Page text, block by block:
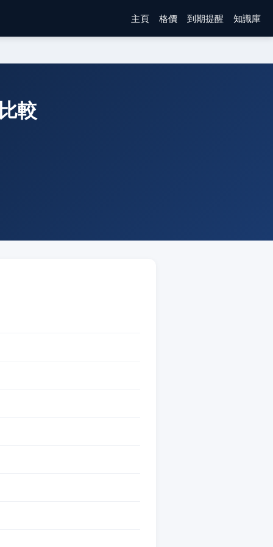
主頁 格價 到期提醒 知識庫
較